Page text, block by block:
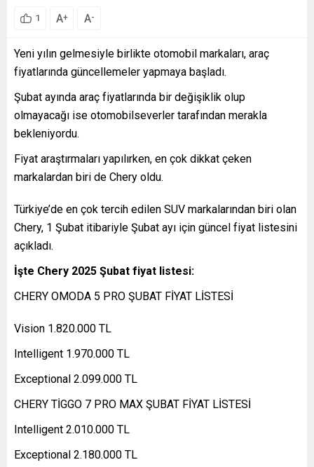
1 A+ A-
Yeni yılın gelmesiyle birlikte otomobil markaları, araç
fiyatlarında güncellemeler yapmaya başladı.
Şubat ayında araç fiyatlarında bir değişiklik olup
olmayacağı ise otomobilseverler tarafından merakla
bekleniyordu.
Fiyat araştırmaları yapılırken, en çok dikkat çeken
markalardan biri de Chery oldu.
Türkiye’de en çok tercih edilen SUV markalarından biri olan
Chery, 1 Şubat itibariyle Şubat ayı için güncel fiyat listesini
açıkladı.
İşte Chery 2025 Şubat fiyat listesi:
CHERY OMODA 5 PRO ŞUBAT FİYAT LİSTESİ
Vision 1.820.000 TL
Intelligent 1.970.000 TL
Exceptional 2.099.000 TL
CHERY TİGGO 7 PRO MAX ŞUBAT FİYAT LİSTESİ
Intelligent 2.010.000 TL
Exceptional 2.180.000 TL